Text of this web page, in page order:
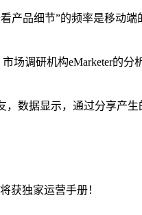
品细节”的频率是移动
调研机构eMarketer的分
数据显示，通过分享产
获独家运营手册！